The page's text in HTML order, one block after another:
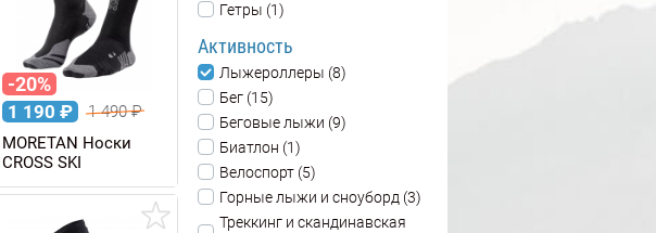
-20%
1 190 ₽ 1 490₽
MORETAN Носки
CROSS SKI
Гетры (1)
Активность
Лыжероллеры (8)
Бег (15)
Беговые лыжи (9)
Биатлон (1)
Велоспорт (5)
Горные лыжи и сноуборд (3)
Треккинг и скандинавская